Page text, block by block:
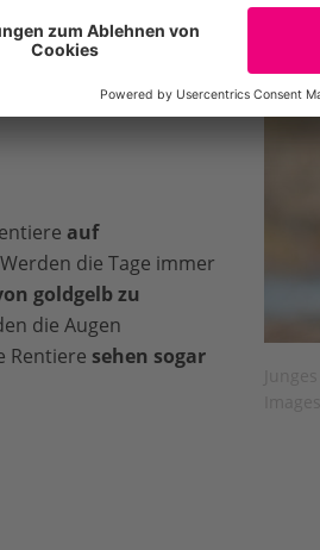
angepasst ist auch
stark vergrößerter
auf
die Tage immer
goldgelb zu
die Augen
Rentiere sehen sogar